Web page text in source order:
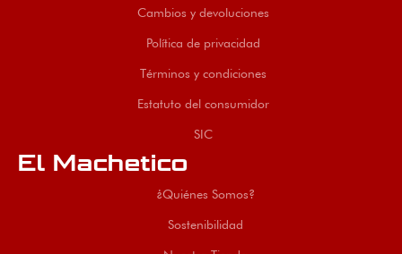
Cambios y devoluciones
Política de privacidad
Términos y condiciones
Estatuto del consumidor
SIC
El Machetico
¿Quiénes Somos?
Sostenibilidad